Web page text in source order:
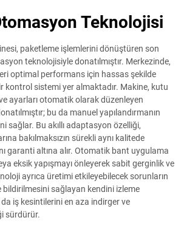
Teknolojisi
paketleme işlemlerini dönüştüren son
teknolojisiyle donatılmıştır. Merkezinde,
optimal performans için hassas şekilde
kontrol sistemi yer almaktadır. Makine, kutu
ayarları otomatik olarak düzenleyen
bu da manuel yapılandırmanın
sağlar. Bu akıllı adaptasyon özelliği,
bakılmaksızın sürekli aynı kalitede
garanti altına alır. Otomatik bant uygulama
eksik yapışmayı önleyerek sabit gerginlik ve
ayrıca üretimi etkileyebilecek sorunların
sağlayan kendini izleme
iş kesintilerini en aza indirger ve
sürdürür.